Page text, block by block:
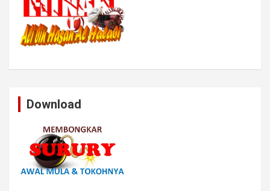
Download